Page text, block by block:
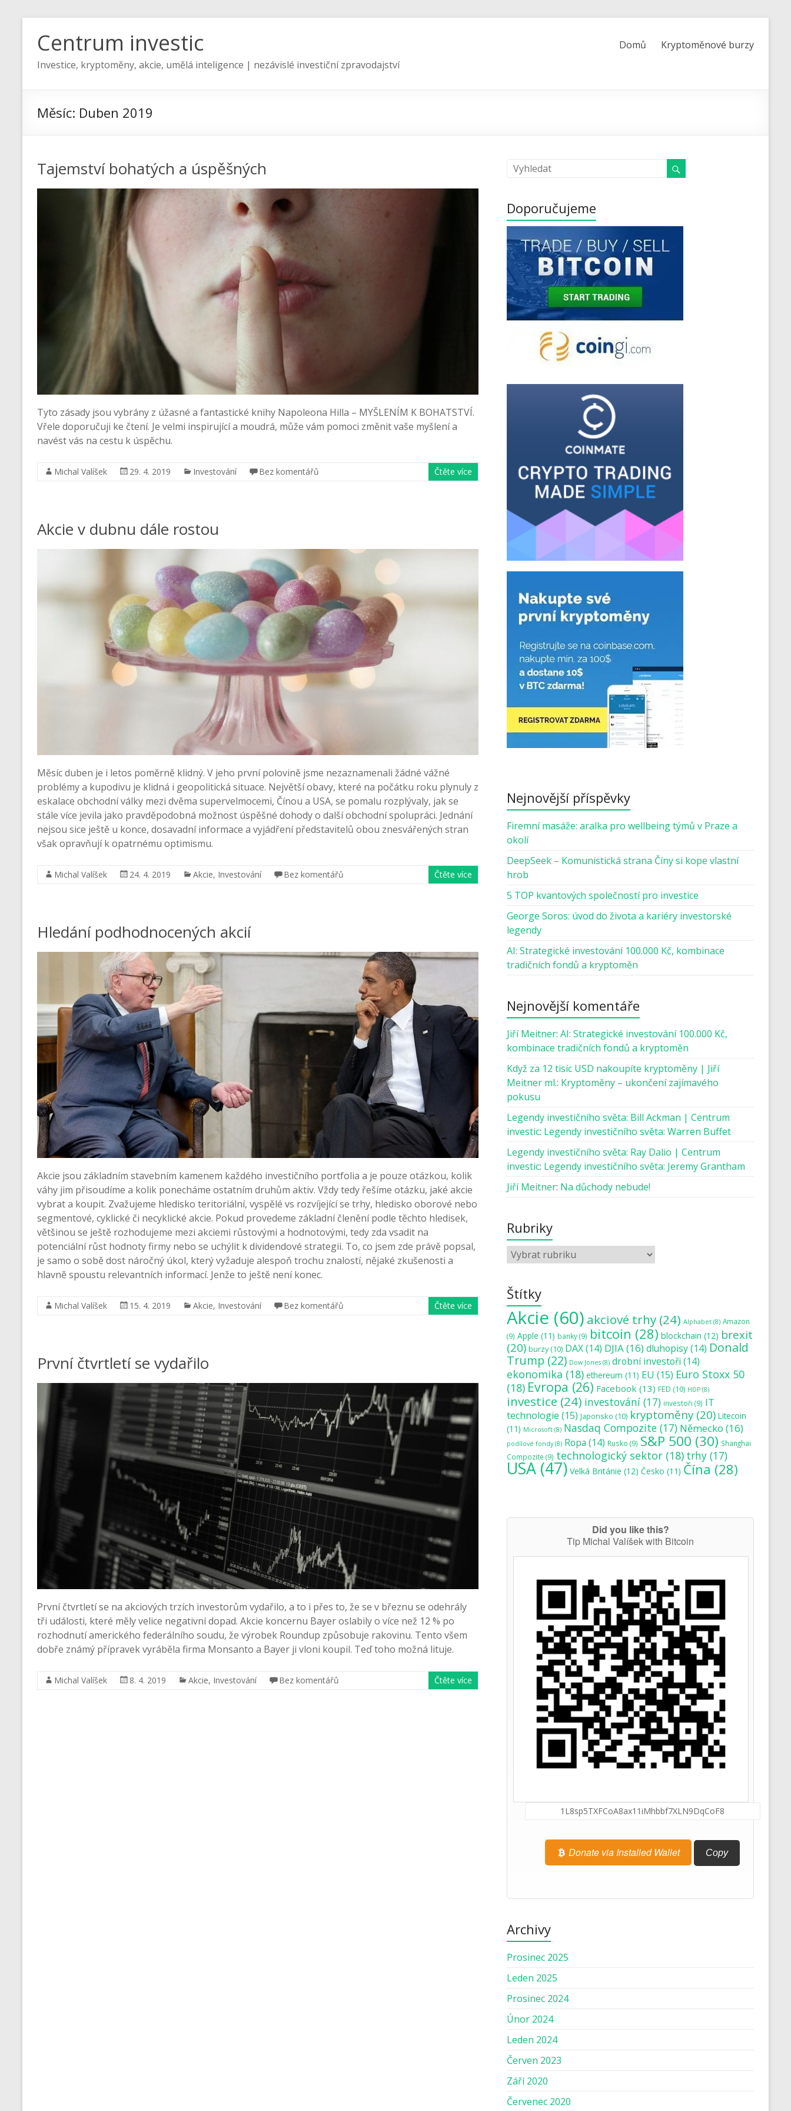
Centrum investic
Investice, kryptoměny, akcie, umělá inteligence | nezávislé investiční zpravodajství
Domů Kryptoměnové burzy
Měsíc: Duben 2019
Tajemství bohatých a úspěšných
Tyto zásady jsou vybrány z úžasné a fantastické knihy Napoleona Hilla – MYŠLENÍM K BOHATSTVÍ.
Vřele doporučuji ke čtení. Je velmi inspirující a moudrá, může vám pomoci změnit vaše myšlení a
navést vás na cestu k úspěchu.
Michal Valíšek 29. 4. 2019 Investování Bez komentářů Čtěte více
Akcie v dubnu dále rostou
Měsíc duben je i letos poměrně klidný. V jeho první polovině jsme nezaznamenali žádné vážné
problémy a kupodivu je klidná i geopolitická situace. Největší obavy, které na počátku roku plynuly z
eskalace obchodní války mezi dvěma supervelmocemi, Čínou a USA, se pomalu rozplývaly, jak se
stále více jevila jako pravděpodobná možnost úspěšné dohody o další obchodní spolupráci. Jednání
nejsou sice ještě u konce, dosavadní informace a vyjádření představitelů obou znesvářených stran
však opravňují k opatrnému optimismu.
Michal Valíšek 24. 4. 2019 Akcie, Investování Bez komentářů Čtěte více
Hledání podhodnocených akcií
Akcie jsou základním stavebním kamenem každého investičního portfolia a je pouze otázkou, kolik
váhy jim přisoudíme a kolik ponecháme ostatním druhům aktiv. Vždy tedy řešíme otázku, jaké akcie
vybrat a koupit. Zvažujeme hledisko teritoriální, vyspělé vs rozvíjející se trhy, hledisko oborové nebo
segmentové, cyklické či necyklické akcie. Pokud provedeme základní členění podle těchto hledisek,
většinou se ještě rozhodujeme mezi akciemi růstovými a hodnotovými, tedy zda vsadit na
potenciální růst hodnoty firmy nebo se uchýlit k dividendové strategii. To, co jsem zde právě popsal,
je samo o sobě dost náročný úkol, který vyžaduje alespoň trochu znalostí, nějaké zkušenosti a
hlavně spoustu relevantních informací. Jenže to ještě není konec.
Michal Valíšek 15. 4. 2019 Akcie, Investování Bez komentářů Čtěte více
První čtvrtletí se vydařilo
První čtvrtletí se na akciových trzích investorům vydařilo, a to i přes to, že se v březnu se odehrály
tři události, které měly velice negativní dopad. Akcie koncernu Bayer oslabily o více než 12 % po
rozhodnutí amerického federálního soudu, že výrobek Roundup způsobuje rakovinu. Tento všem
dobře známý přípravek vyráběla firma Monsanto a Bayer ji vloni koupil. Teď toho možná lituje.
Michal Valíšek 8. 4. 2019 Akcie, Investování Bez komentářů Čtěte více
Doporučujeme
Nejnovější příspěvky
Firemní masáže: aralka pro wellbeing týmů v Praze a
okolí
DeepSeek – Komunistická strana Číny si kope vlastní
hrob
5 TOP kvantových společností pro investice
George Soros: úvod do života a kariéry investorské
legendy
AI: Strategické investování 100.000 Kč, kombinace
tradičních fondů a kryptoměn
Nejnovější komentáře
Jiří Meitner: AI: Strategické investování 100.000 Kč,
kombinace tradičních fondů a kryptoměn
Když za 12 tisíc USD nakoupíte kryptoměny | Jiří
Meitner ml.: Kryptoměny – ukončení zajímavého
pokusu
Legendy investičního světa: Bill Ackman | Centrum
investic: Legendy investičního světa: Warren Buffet
Legendy investičního světa: Ray Dalio | Centrum
investic: Legendy investičního světa: Jeremy Grantham
Jiří Meitner: Na důchody nebude!
Rubriky
Štítky
Akcie (60) akciové trhy (24) Alphabet (8) Amazon
(9) Apple (11) banky(9) bitcoin (28) blockchain (12) brexit
(20) burzy(10) DAX(14) DJIA(16)dluhopisy(14) Donald
Trump (22) Dow Jones (8) drobní investoři (14)
ekonomika (18) ethereum (11) EU (15) Euro Stoxx 50
(18) Evropa (26) Facebook (13) FED (10) HDP (8)
investice (24) investování (17) investoři (9) IT
technologie (15) Japonsko (10) kryptoměny(20) Litecoin
(11) Microsoft (8) Nasdaq Compozite (17) Německo (16)
podílové fondy(8) Ropa (14) Rusko (9) S&P 500 (30) Shanghai
Compozite (9) technologický sektor (18) trhy (17)
USA (47) Velká Británie (12) Česko (11) Čína (28)
Did you like this?
Tip Michal Valíšek with Bitcoin
Donate via Installed Wallet Copy
Archivy
Prosinec 2025
Leden 2025
Prosinec 2024
Únor 2024
Leden 2024
Červen 2023
Září 2020
Červenec 2020